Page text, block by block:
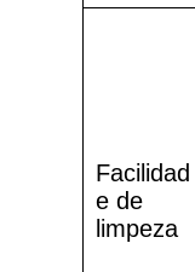
Facilidad
e de
limpeza